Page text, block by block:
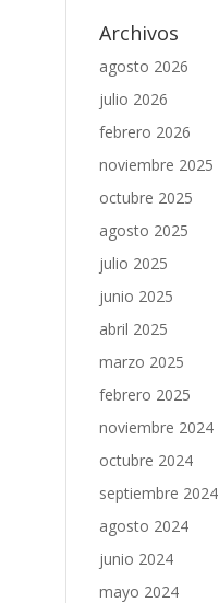
Archivos
agosto 2026
julio 2026
febrero 2026
noviembre 2025
octubre 2025
agosto 2025
julio 2025
junio 2025
abril 2025
marzo 2025
febrero 2025
noviembre 2024
octubre 2024
septiembre 2024
agosto 2024
junio 2024
mayo 2024